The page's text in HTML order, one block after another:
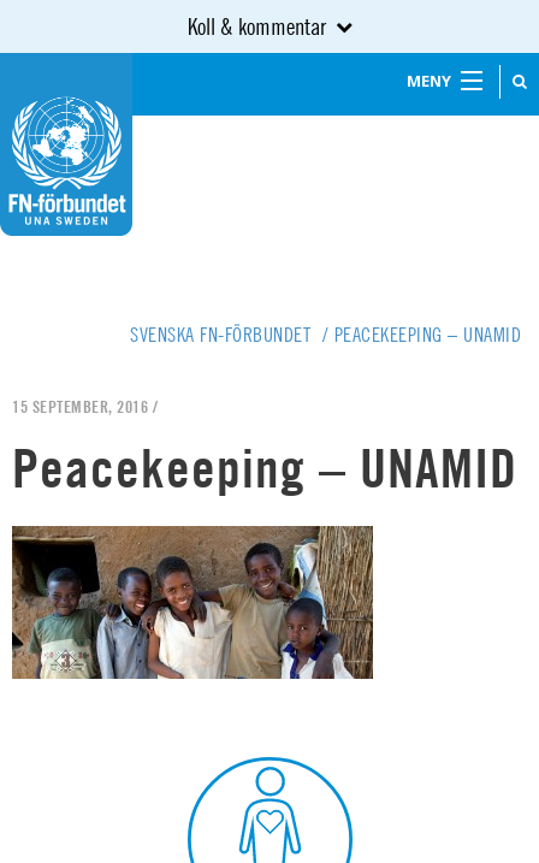
Koll & kommentar
MENY
SVENSKA FN-FÖRBUNDET / PEACEKEEPING – UNAMID
15 SEPTEMBER, 2016 /
Peacekeeping – UNAMID